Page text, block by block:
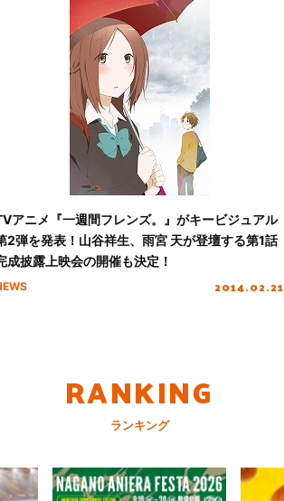
アニメ『一週間フレンズ。』がキービジュアル
2弾を発表！山谷祥生、雨宮 天が登壇する第1話
成披露上映会の開催も決定！
2014.02.21
RANKING
ランキング